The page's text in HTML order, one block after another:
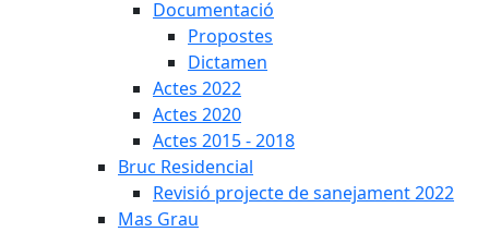
Documentació
Propostes
Dictamen
Actes 2022
Actes 2020
Actes 2015 - 2018
Bruc Residencial
Revisió projecte de sanejament 2022
Mas Grau